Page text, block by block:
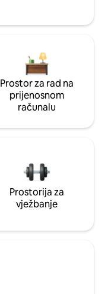
Prostor za rad na
prijenosnom
računalu
Prostorija za
vježbanje